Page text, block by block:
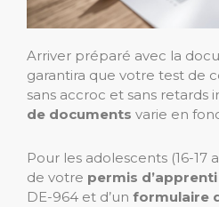
Arriver préparé avec la
garantira que votre test de
sans accroc et sans retards
de documents varie en
Pour les adolescents (16-17
de votre permis
DE-964 et d’un formulaire